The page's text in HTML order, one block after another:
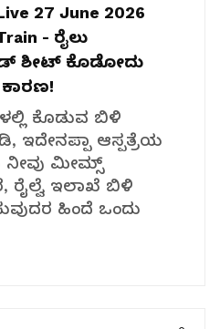
27 June 2026
- ರೈಲು
ಶೀಟ್‌ ಕೊಡೋದು
ಕೊಡುವ ಬಿಳಿ
ಇದೇನಪ್ಪಾ ಆಸ್ಪತ್ರೆಯ
ನೀವು ಮೀಮ್ಸ್‌
ರೈಲ್ವೆ ಇಲಾಖೆ ಬಿಳಿ
ಹಿಂದೆ ಒಂದು